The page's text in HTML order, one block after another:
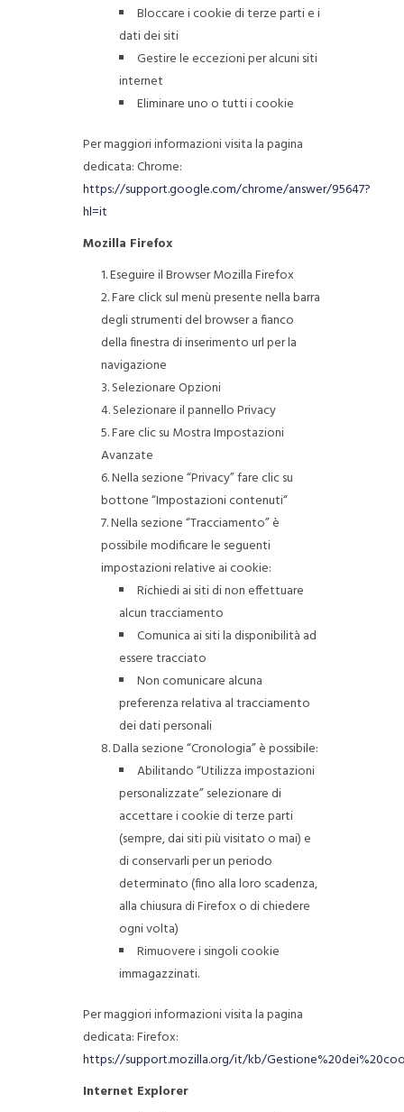
Bloccare i cookie di terze parti e i
dati dei siti
Gestire le eccezioni per alcuni siti
internet
Eliminare uno o tutti i cookie
Per maggiori informazioni visita la pagina
dedicata: Chrome:
https://support.google.com/chrome/answer/95647?
hl=it
Mozilla Firefox
Eseguire il Browser Mozilla Firefox
Fare click sul menù presente nella barra
degli strumenti del browser a fianco
della finestra di inserimento url per la
navigazione
Selezionare Opzioni
Selezionare il pannello Privacy
Fare clic su Mostra Impostazioni
Avanzate
Nella sezione “Privacy” fare clic su
bottone “Impostazioni contenuti“
Nella sezione “Tracciamento” è
possibile modificare le seguenti
impostazioni relative ai cookie:
Richiedi ai siti di non effettuare
alcun tracciamento
Comunica ai siti la disponibilità ad
essere tracciato
Non comunicare alcuna
preferenza relativa al tracciamento
dei dati personali
Dalla sezione “Cronologia” è possibile:
Abilitando “Utilizza impostazioni
personalizzate” selezionare di
accettare i cookie di terze parti
(sempre, dai siti più visitato o mai) e
di conservarli per un periodo
determinato (fino alla loro scadenza,
alla chiusura di Firefox o di chiedere
ogni volta)
Rimuovere i singoli cookie
immagazzinati.
Per maggiori informazioni visita la pagina
dedicata: Firefox:
https://support.mozilla.org/it/kb/
Internet Explorer